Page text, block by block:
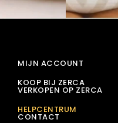
MIJN ACCOUNT
KOOP BIJ ZERCA
VERKOPEN OP ZERCA
HELPCENTRUM
CONTACT